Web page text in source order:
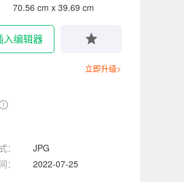
70.56 cm x 39.69 cm
入编辑器
立即升级>
：
JPG
： 2022-07-25